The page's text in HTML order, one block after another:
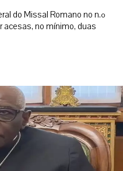
do Missal Romano no n.º
acesas, no mínimo, duas